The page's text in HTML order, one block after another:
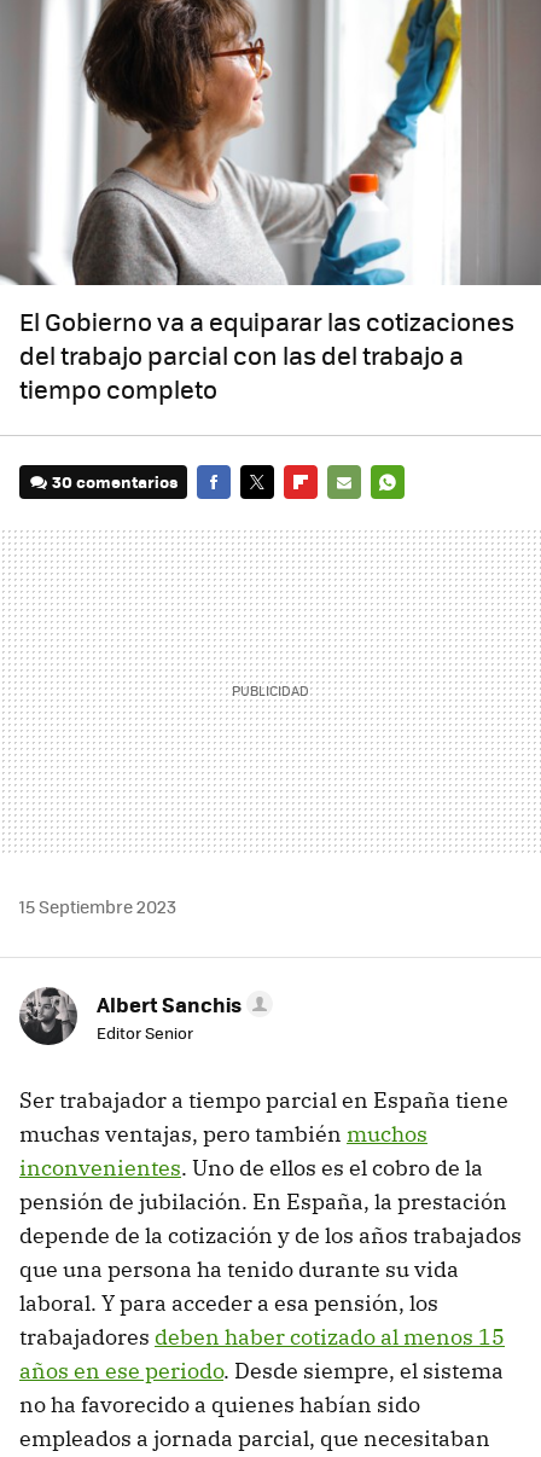
El Gobierno va a equiparar las cotizaciones
del trabajo parcial con las del trabajo a
tiempo completo
30 comentarios
MAIL
15 Septiembre 2023
Albert Sanchis
Editor Senior
Ser trabajador a tiempo parcial en España tiene
muchas ventajas, pero también muchos
inconvenientes. Uno de ellos es el cobro de la
pensión de jubilación. En España, la prestación
depende de la cotización y de los años trabajados
que una persona ha tenido durante su vida
laboral. Y para acceder a esa pensión, los
trabajadores deben haber cotizado al menos 15
años en ese periodo. Desde siempre, el sistema
no ha favorecido a quienes habían sido
empleados a jornada parcial, que necesitaban